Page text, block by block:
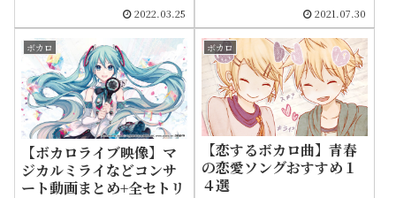
す。投稿日や曲情報を簡潔にま
とめてます。紹介はランキング
形式ではなく順不同です
2022.03.25
曲情報も載せてます。紹介は順
不同です
2021.07.30
ボカロ
【ボカロライブ映像】マ
ジカルミライなどコンサ
ート動画まとめ+全セトリ
ボカロ
【恋するボカロ曲】青春
の恋愛ソングおすすめ１
４選